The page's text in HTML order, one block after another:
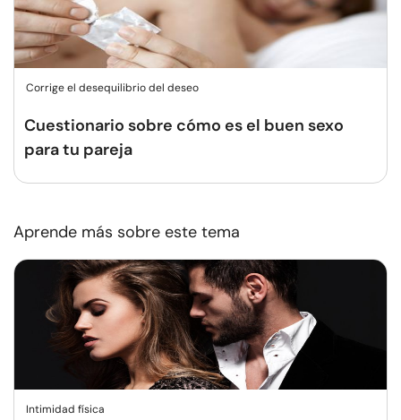
Corrige el desequilibrio del deseo
Cuestionario sobre cómo es el buen sexo
para tu pareja
Aprende más sobre este tema
Intimidad física